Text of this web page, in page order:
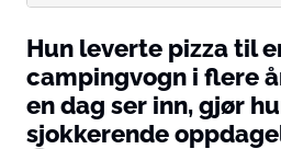
Hun leverte pizza til
campingvogn i flere
en dag ser inn, gjør
sjokkerende